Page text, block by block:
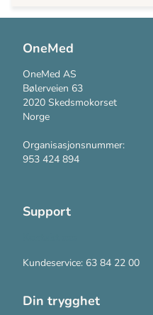
OneMed
OneMed AS
Bølerveien 63
2020 Skedsmokorset
Norge
Organisasjonsnummer:
953 424 894
Support
Kundeservice: 63 84 22 00
Din trygghet